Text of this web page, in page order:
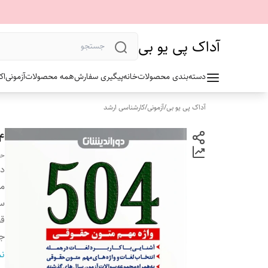
آداک پی یو بی
دسته‌بندی محصولاتخانهپیگیری سفارشهمه محصولاتآزمونی
آداک پی یو بی/آزمونی/کارشناسی ارشد